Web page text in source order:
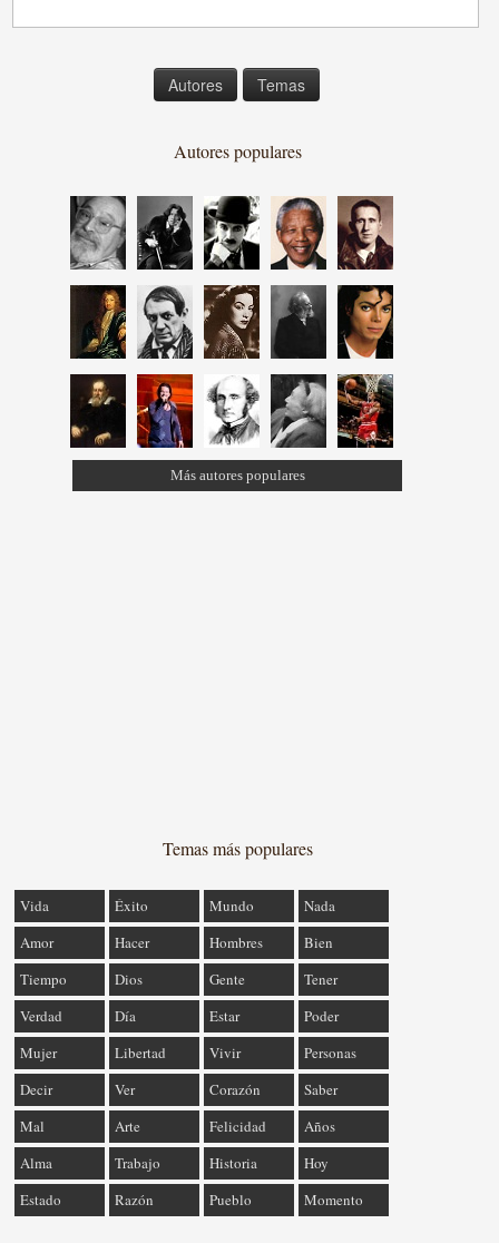
Autores Temas
Autores populares
Más autores populares
Temas más populares
Vida Éxito Mundo
Nada
Amor
Hacer Hombres
Bien
Tiempo
Dios Gente
Tener
Verdad
Día Estar
Poder
Mujer
Libertad Vivir
Personas
Decir
Ver Corazón
Saber
Mal
Arte Felicidad
Años
Alma
Trabajo Historia
Hoy
Estado
Razón Pueblo Momento